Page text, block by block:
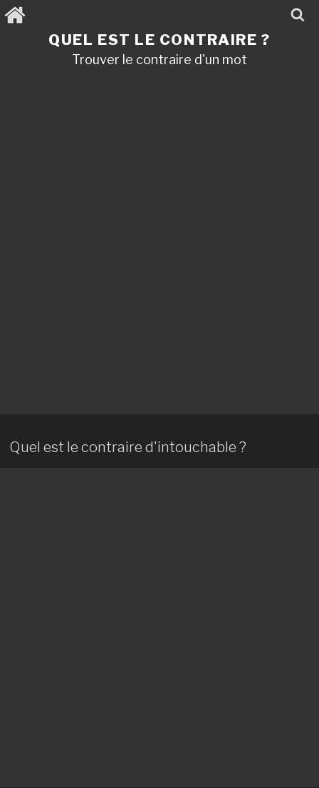
Aller
au
QUEL EST LE CONTRAIRE ?
Trouver le contraire d'un mot
Quel est le contraire d'intouchable ?